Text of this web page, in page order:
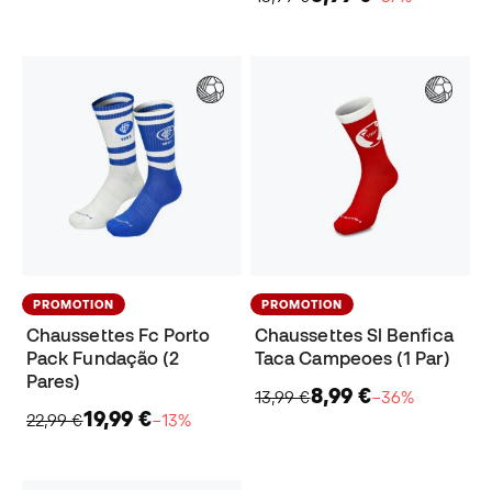
PROMOTION
Chaussettes Fc Porto
Pack Fundação (2
Pares)
22,99 €19,99 €−13%
PROMOTION
Chaussettes Sl Benfica
Taca Campeoes (1 Par)
13,99 €8,99 €−36%